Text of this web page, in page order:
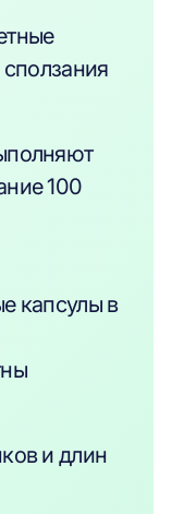
100
капсулы в
и длин